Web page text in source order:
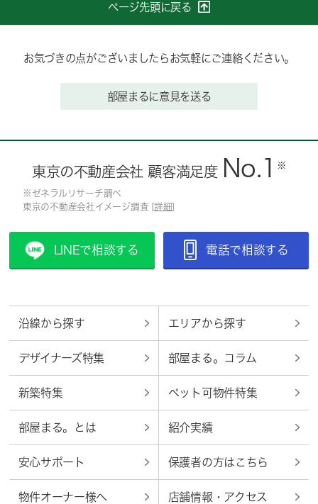
ページ先頭に戻る
お気づきの点がございましたらお気軽にご連絡ください。
部屋まるに意見を送る
東京の不動産会社 顧客満足度 No.1 ※
※ゼネラルリサーチ調べ
東京の不動産会社イメージ調査 [ 詳細
LINEで相談する 電話で相談する
沿線から探す エリアから探す
デザイナーズ特集 部屋まる。コラム
新築特集 ペット可物件特集
部屋まる。とは 紹介実績
安心サポート 保護者の方はこちら
物件オーナー様へ 店舗情報・アクセス